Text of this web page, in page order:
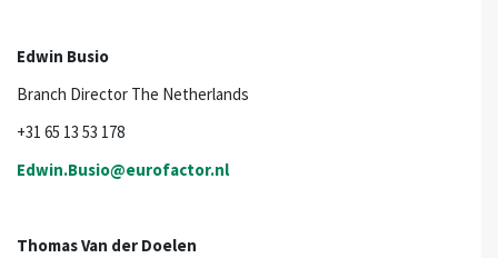
Edwin Busio
Branch Director The Netherlands
+31 65 13 53 178
Edwin.Busio@eurofactor.nl
Thomas Van der Doelen